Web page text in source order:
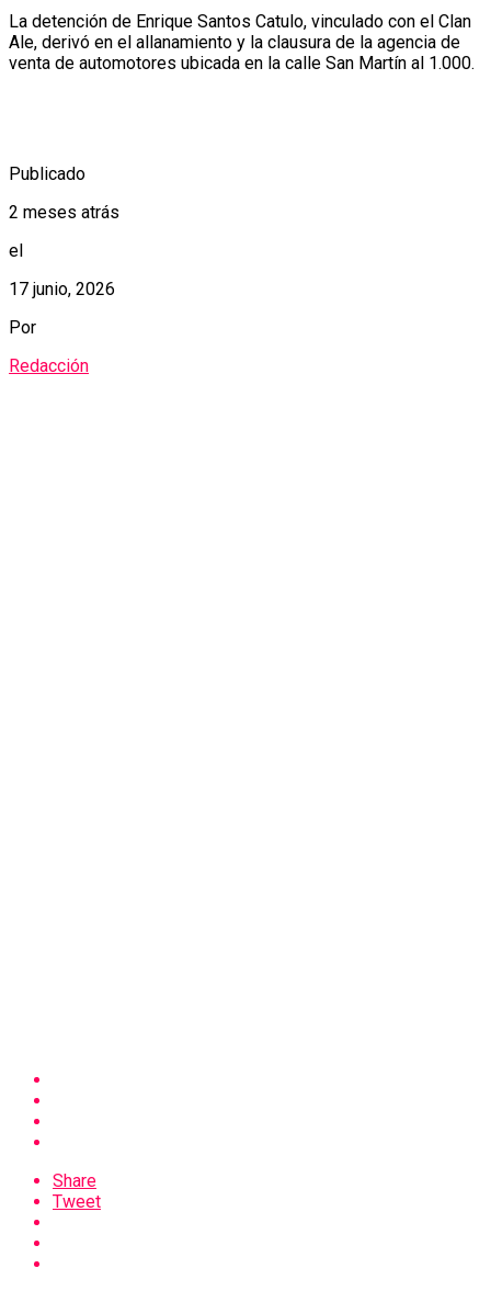
La detención de Enrique Santos Catulo, vinculado con el Clan
Ale, derivó en el allanamiento y la clausura de la agencia de
venta de automotores ubicada en la calle San Martín al 1.000.
Publicado
2 meses atrás
el
17 junio, 2026
Por
Redacción
Share
Tweet